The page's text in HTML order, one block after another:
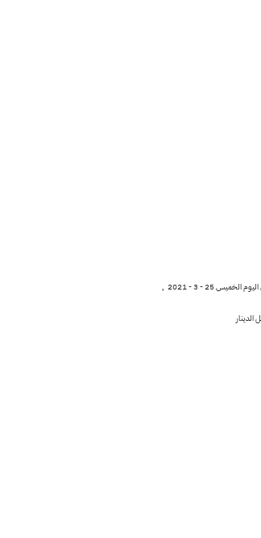
سعر الدولار مقابل الدينار العراقي في بورصة الكفاح اليوم الخميس 25 - 3 - 2021 , 100 دولار مقابل الدينار العراقي , 100 دولار مقابل الدينار العراقي في بورصة الكفاح اليوم الخميس 25 - 3 - 2021 , سعر الدولا مقابل الدينار العراقي اليوم الخميس 25 - 3 - 2021 ,